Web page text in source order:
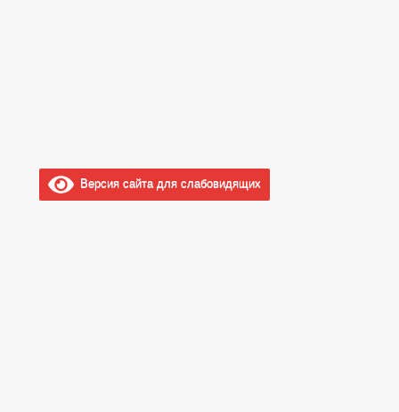
Версия сайта для слабовидящих